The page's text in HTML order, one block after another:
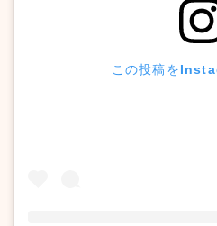
この投稿を